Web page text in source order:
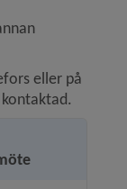
eller på